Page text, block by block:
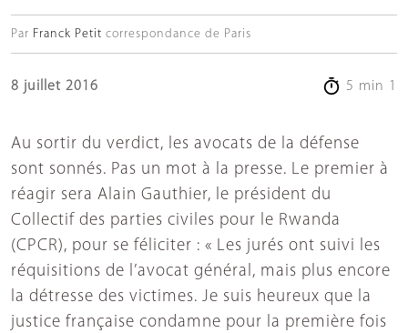
Par Franck Petit correspondance de Paris
8 juillet 2016 5 min 1
Au sortir du verdict, les avocats de la défense
sont sonnés. Pas un mot à la presse. Le premier à
réagir sera Alain Gauthier, le président du
Collectif des parties civiles pour le Rwanda
(CPCR), pour se féliciter : « Les jurés ont suivi les
réquisitions de l’avocat général, mais plus encore
la détresse des victimes. Je suis heureux que la
justice française condamne pour la première fois